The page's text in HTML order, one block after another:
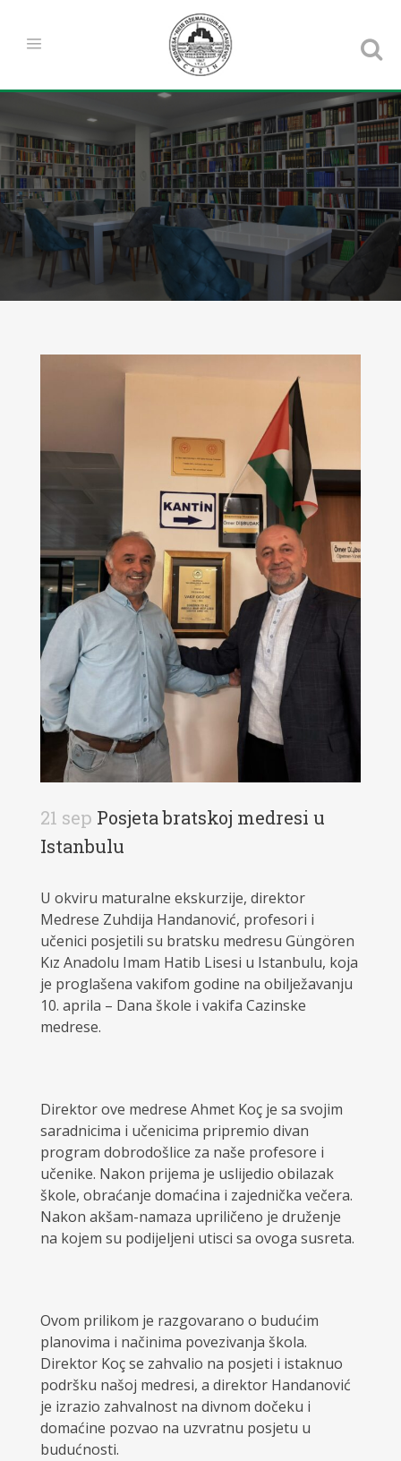
21 sep Posjeta bratskoj medresi u
Istanbulu
U okviru maturalne ekskurzije, direktor
Medrese Zuhdija Handanović, profesori i
učenici posjetili su bratsku medresu Güngören
Kız Anadolu Imam Hatib Lisesi u Istanbulu, koja
je proglašena vakifom godine na obilježavanju
10. aprila – Dana škole i vakifa Cazinske
medrese.
Direktor ove medrese Ahmet Koç je sa svojim
saradnicima i učenicima pripremio divan
program dobrodošlice za naše profesore i
učenike. Nakon prijema je uslijedio obilazak
škole, obraćanje domaćina i zajednička večera.
Nakon akšam-namaza upriličeno je druženje
na kojem su podijeljeni utisci sa ovoga susreta.
Ovom prilikom je razgovarano o budućim
planovima i načinima povezivanja škola.
Direktor Koç se zahvalio na posjeti i istaknuo
podršku našoj medresi, a direktor Handanović
je izrazio zahvalnost na divnom dočeku i
domaćine pozvao na uzvratnu posjetu u
budućnosti.